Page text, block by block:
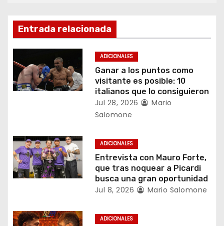
i
ó
n
d
e
n
t
a
Entrada relacionada
ADICIONALES
Ganar a los puntos como
visitante es posible: 10
italianos que lo consiguieron
Jul 28, 2026
Mario
Salomone
ADICIONALES
Entrevista con Mauro Forte,
que tras noquear a Picardi
busca una gran oportunidad
Jul 8, 2026 Mario Salomone
ADICIONALES